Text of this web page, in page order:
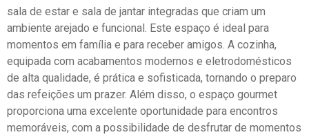
sala de estar e sala de jantar integradas que criam um
ambiente arejado e funcional. Este espaço é ideal para
momentos em família e para receber amigos. A cozinha,
equipada com acabamentos modernos e eletrodomésticos
de alta qualidade, é prática e sofisticada, tornando o preparo
das refeições um prazer. Além disso, o espaço gourmet
proporciona uma excelente oportunidade para encontros
memoráveis, com a possibilidade de desfrutar de momentos